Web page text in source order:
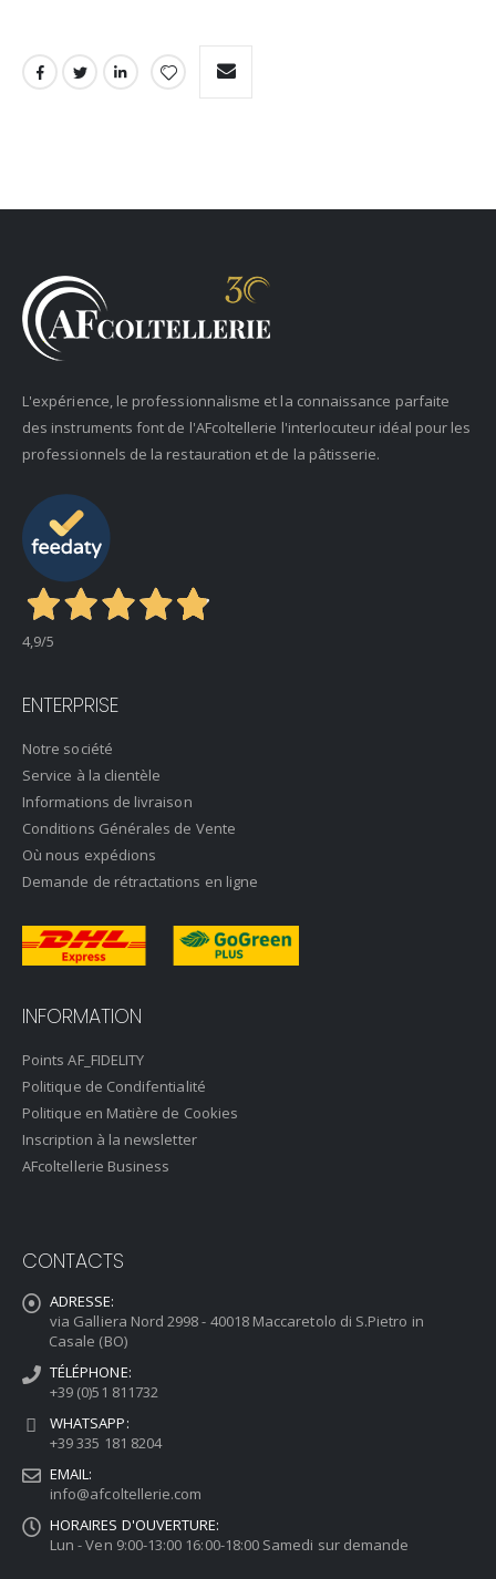
L'expérience, le professionnalisme et la connaissance parfaite
des instruments font de l'AFcoltellerie l'interlocuteur idéal pour les
professionnels de la restauration et de la pâtisserie.
4,9/5
ENTERPRISE
Notre société
Service à la clientèle
Informations de livraison
Conditions Générales de Vente
Où nous expédions
Demande de rétractations en ligne
INFORMATION
Points AF_FIDELITY
Politique de Condifentialité
Politique en Matière de Cookies
Inscription à la newsletter
AFcoltellerie Business
CONTACTS
ADRESSE:
via Galliera Nord 2998 - 40018 Maccaretolo di S.Pietro in
Casale (BO)
TÉLÉPHONE:
+39 (0)51 811732
WHATSAPP:
+39 335 181 8204
EMAIL:
info@afcoltellerie.com
HORAIRES D'OUVERTURE:
Lun - Ven 9:00-13:00 16:00-18:00 Samedi sur demande